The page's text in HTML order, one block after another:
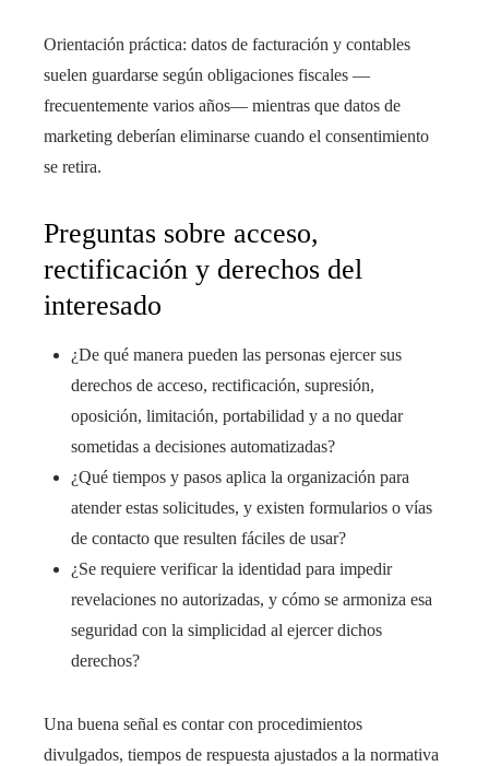
Orientación práctica: datos de facturación y contables
suelen guardarse según obligaciones fiscales —
frecuentemente varios años— mientras que datos de
marketing deberían eliminarse cuando el consentimiento
se retira.
Preguntas sobre acceso,
rectificación y derechos del
interesado
¿De qué manera pueden las personas ejercer sus
derechos de acceso, rectificación, supresión,
oposición, limitación, portabilidad y a no quedar
sometidas a decisiones automatizadas?
¿Qué tiempos y pasos aplica la organización para
atender estas solicitudes, y existen formularios o vías
de contacto que resulten fáciles de usar?
¿Se requiere verificar la identidad para impedir
revelaciones no autorizadas, y cómo se armoniza esa
seguridad con la simplicidad al ejercer dichos
derechos?
Una buena señal es contar con procedimientos
divulgados, tiempos de respuesta ajustados a la normativa